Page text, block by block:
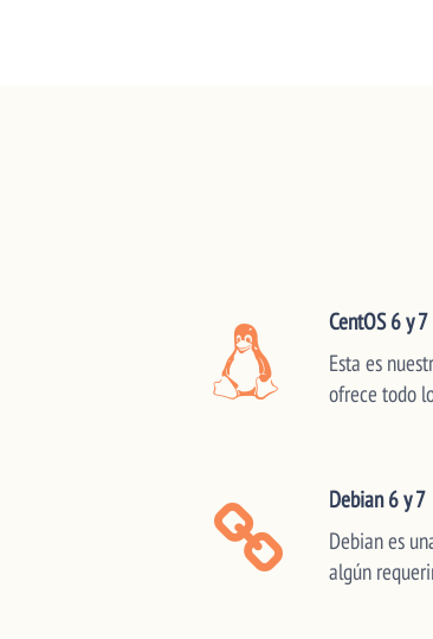
CentOS 6 y 7
Esta es
ofrece todo
Debian 6 y 7
Debian es
algún